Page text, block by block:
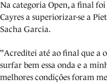
Na categoria Open, a final
Cayres a superiorizar-se a
Sacha Garcia.
"Acreditei até ao final que a
surfar bem essa onda e a
melhores condições foram